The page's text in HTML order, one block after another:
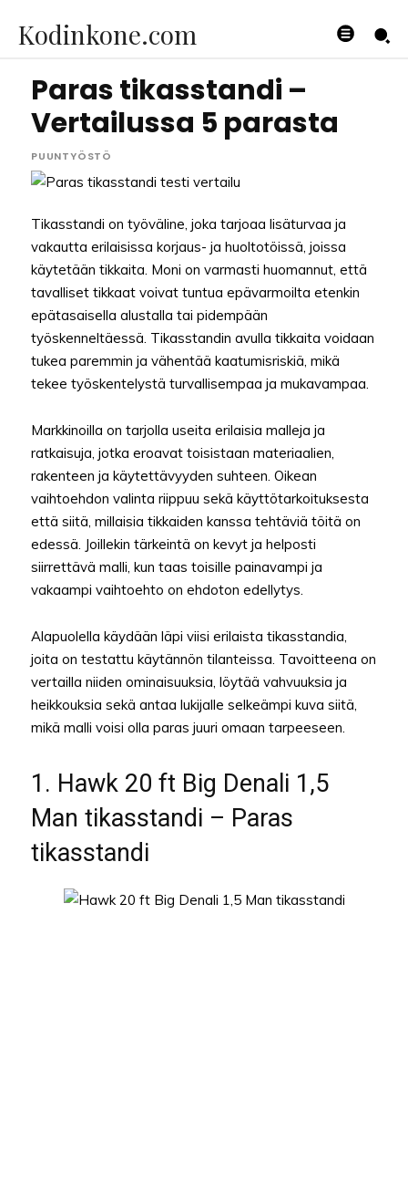
Kodinkone.com
Paras tikasstandi –
Vertailussa 5 parasta
PUUNTYÖSTÖ
Tikasstandi on työväline, joka tarjoaa lisäturvaa ja
vakautta erilaisissa korjaus- ja huoltotöissä, joissa
käytetään tikkaita. Moni on varmasti huomannut, että
tavalliset tikkaat voivat tuntua epävarmoilta etenkin
epätasaisella alustalla tai pidempään
työskenneltäessä. Tikasstandin avulla tikkaita voidaan
tukea paremmin ja vähentää kaatumisriskiä, mikä
tekee työskentelystä turvallisempaa ja mukavampaa.
Markkinoilla on tarjolla useita erilaisia malleja ja
ratkaisuja, jotka eroavat toisistaan materiaalien,
rakenteen ja käytettävyyden suhteen. Oikean
vaihtoehdon valinta riippuu sekä käyttötarkoituksesta
että siitä, millaisia tikkaiden kanssa tehtäviä töitä on
edessä. Joillekin tärkeintä on kevyt ja helposti
siirrettävä malli, kun taas toisille painavampi ja
vakaampi vaihtoehto on ehdoton edellytys.
Alapuolella käydään läpi viisi erilaista tikasstandia,
joita on testattu käytännön tilanteissa. Tavoitteena on
vertailla niiden ominaisuuksia, löytää vahvuuksia ja
heikkouksia sekä antaa lukijalle selkeämpi kuva siitä,
mikä malli voisi olla paras juuri omaan tarpeeseen.
1. Hawk 20 ft Big Denali 1,5
Man tikasstandi – Paras
tikasstandi